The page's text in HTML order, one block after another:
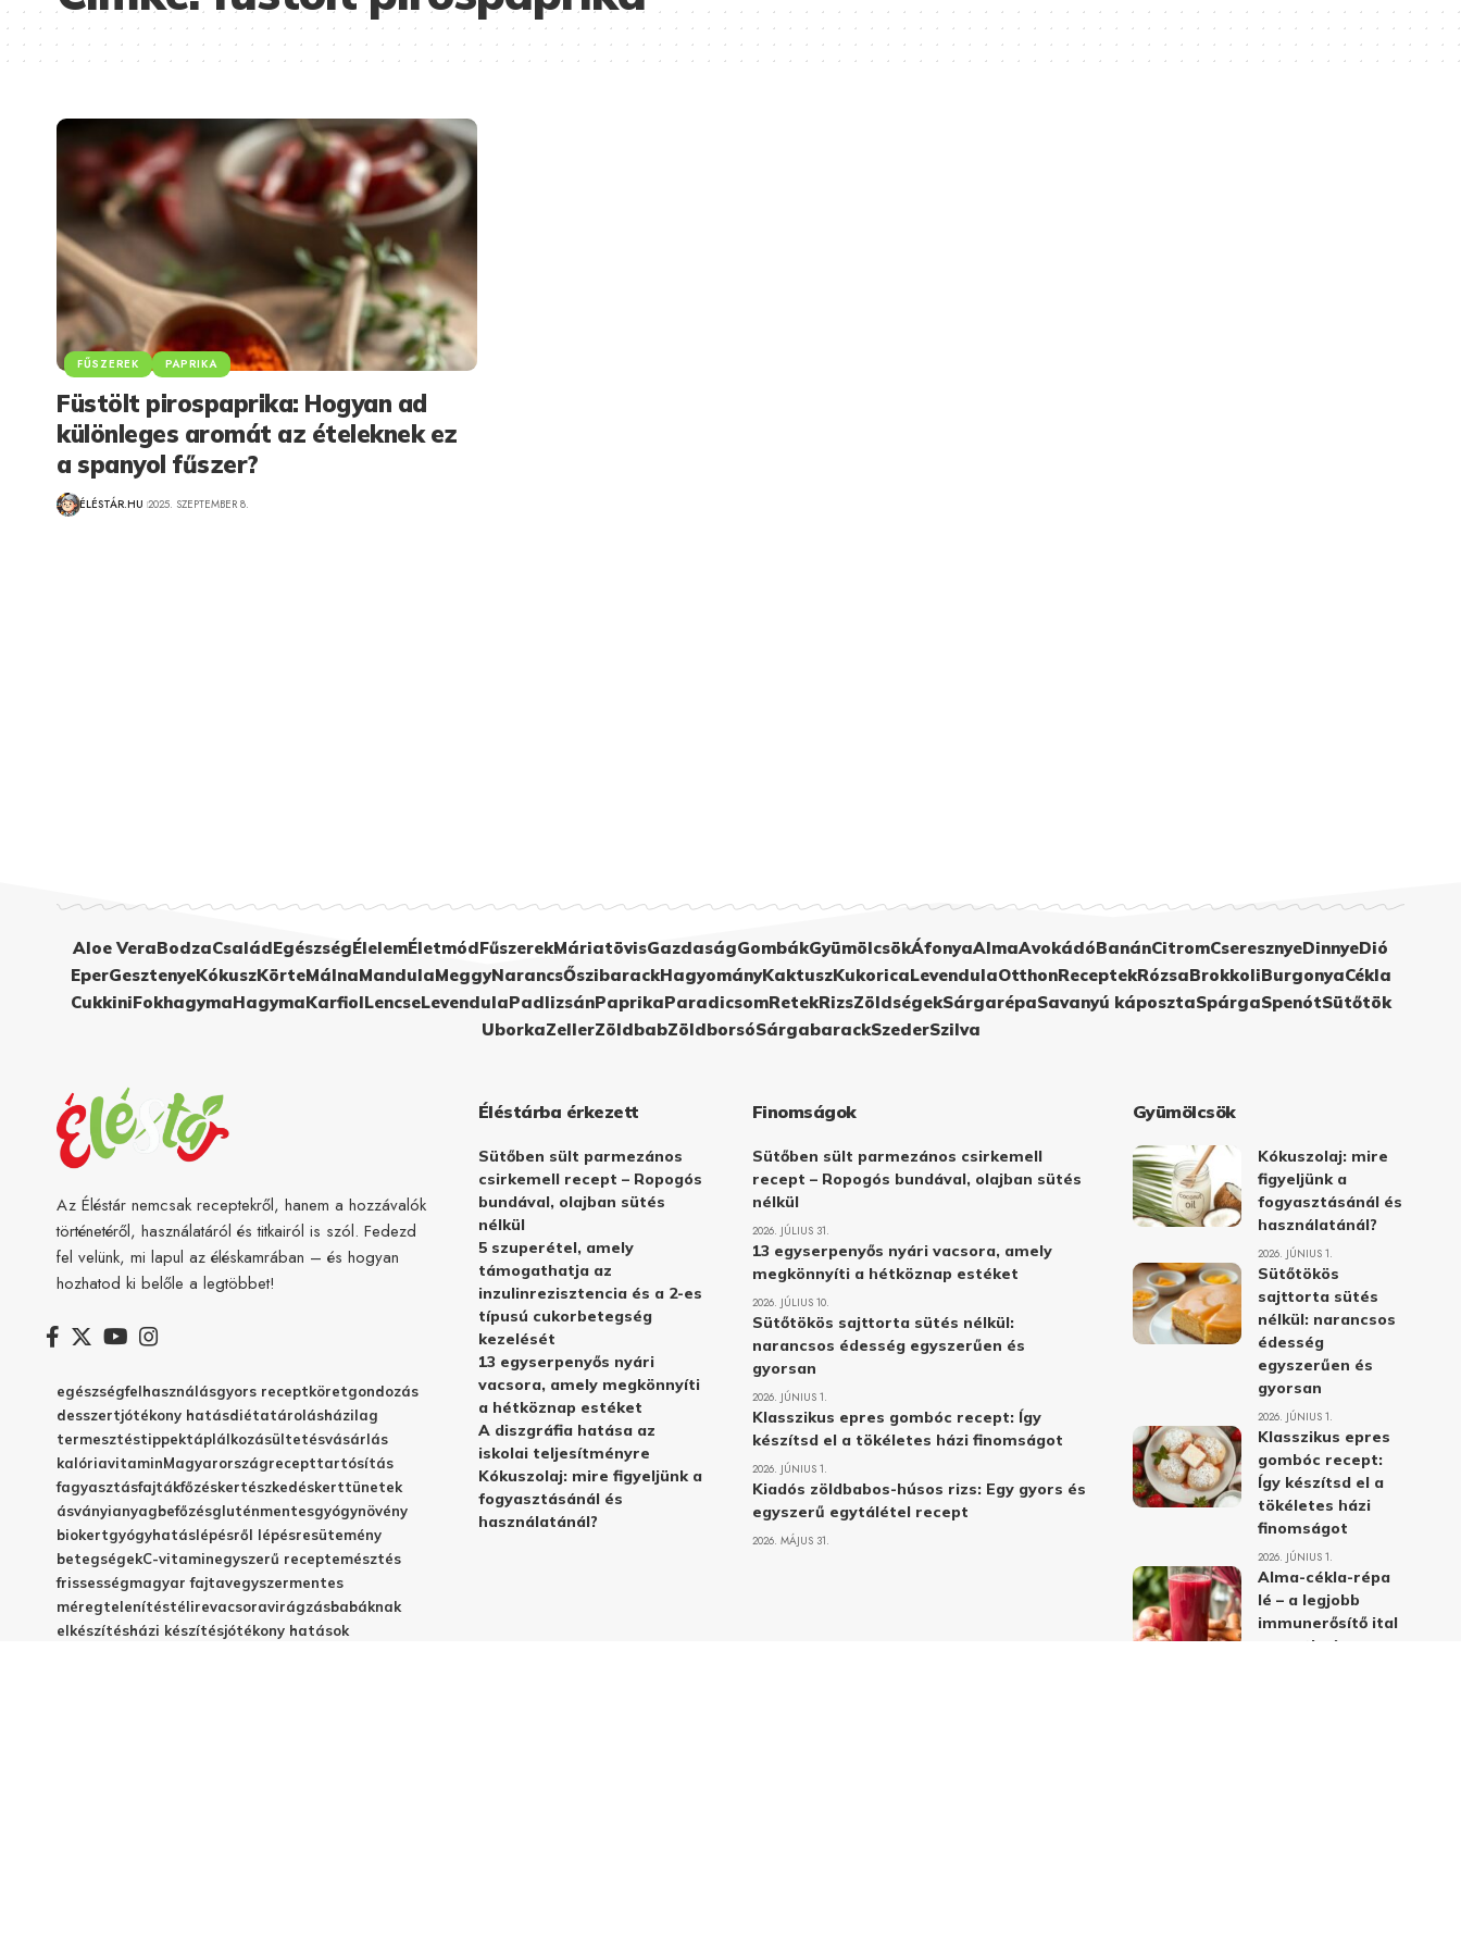
FŰSZEREK PAPRIKA
Füstölt pirospaprika: Hogyan ad
különleges aromát az ételeknek ez
a spanyol fűszer?
ÉLÉSTÁR.HU 2025. SZEPTEMBER 8.
Aloe VeraBodzaCsaládEgészségÉlelemÉletmódFűszerekMáriatövisGazdaságGombákGyümölcsökÁfonyaAlmaAvokádóBanánCitromCseresznyeDinnyeDió
EperGesztenyeKókuszKörteMálnaMandulaMeggyNarancsŐszibarackHagyományKaktuszKukoricaLevendulaOtthonReceptekRózsaBrokkoliBurgonyaCékla
CukkiniFokhagymaHagymaKarfiolLencseLevendulaPadlizsánPaprikaParadicsomRetekRizsZöldségekSárgarépaSavanyú káposztaSpárgaSpenótSütőtök
UborkaZellerZöldbabZöldborsóSárgabarackSzederSzilva
Az Éléstár nemcsak receptekről, hanem a hozzávalók
történetéről, használatáról és titkairól is szól. Fedezd
fel velünk, mi lapul az éléskamrában – és hogyan
hozhatod ki belőle a legtöbbet!
egészségfelhasználásgyors receptköretgondozás
desszertjótékony hatásdiétatárolásházilag
termesztéstippektáplálkozásültetésvásárlás
kalóriavitaminMagyarországrecepttartósítás
fagyasztásfajtákfőzéskertészkedéskerttünetek
ásványianyagbefőzésgluténmentesgyógynövény
biokertgyógyhatáslépésről lépésresütemény
betegségekC-vitaminegyszerű receptemésztés
frissességmagyar fajtavegyszermentes
méregtelenítéstélirevacsoravirágzásbabáknak
elkészítésházi készítésjótékony hatások
Éléstárba érkezett
Sütőben sült parmezános
csirkemell recept – Ropogós
bundával, olajban sütés
nélkül
5 szuperétel, amely
támogathatja az
inzulinrezisztencia és a 2-es
típusú cukorbetegség
kezelését
13 egyserpenyős nyári
vacsora, amely megkönnyíti
a hétköznap estéket
A diszgráfia hatása az
iskolai teljesítményre
Kókuszolaj: mire figyeljünk a
fogyasztásánál és
használatánál?
Finomságok
Sütőben sült parmezános csirkemell
recept – Ropogós bundával, olajban sütés
nélkül
2026. JÚLIUS 31.
13 egyserpenyős nyári vacsora, amely
megkönnyíti a hétköznap estéket
2026. JÚLIUS 10.
Sütőtökös sajttorta sütés nélkül:
narancsos édesség egyszerűen és
gyorsan
2026. JÚNIUS 1.
Klasszikus epres gombóc recept: Így
készítsd el a tökéletes házi finomságot
2026. JÚNIUS 1.
Kiadós zöldbabos-húsos rizs: Egy gyors és
egyszerű egytálétel recept
2026. MÁJUS 31.
Gyümölcsök
Kókuszolaj: mire
figyeljünk a
fogyasztásánál és
használatánál?
2026. JÚNIUS 1.
Sütőtökös
sajttorta sütés
nélkül: narancsos
édesség
egyszerűen és
gyorsan
2026. JÚNIUS 1.
Klasszikus epres
gombóc recept:
Így készítsd el a
tökéletes házi
finomságot
2026. JÚNIUS 1.
Alma-cékla-répa
lé – a legjobb
immunerősítő ital
receptje és